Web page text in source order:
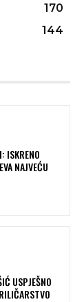
170
144
ISKRENO
NAJVEĆU
USPJEŠNO